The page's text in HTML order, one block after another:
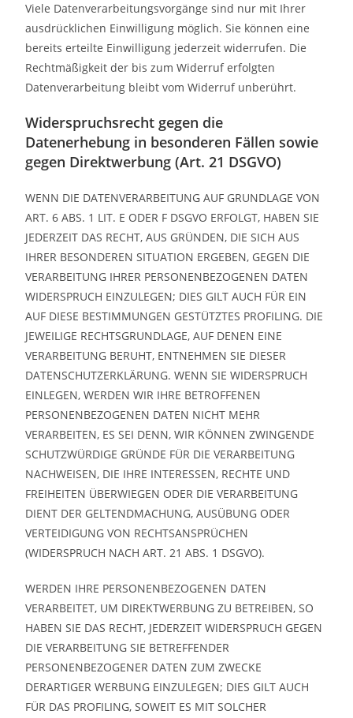
Viele Datenverarbeitungsvorgänge sind nur mit Ihrer
ausdrücklichen Einwilligung möglich. Sie können eine
bereits erteilte Einwilligung jederzeit widerrufen. Die
Rechtmäßigkeit der bis zum Widerruf erfolgten
Datenverarbeitung bleibt vom Widerruf unberührt.
Widerspruchsrecht gegen die
Datenerhebung in besonderen Fällen sowie
gegen Direktwerbung (Art. 21 DSGVO)
WENN DIE DATENVERARBEITUNG AUF GRUNDLAGE VON
ART. 6 ABS. 1 LIT. E ODER F DSGVO ERFOLGT, HABEN SIE
JEDERZEIT DAS RECHT, AUS GRÜNDEN, DIE SICH AUS
IHRER BESONDEREN SITUATION ERGEBEN, GEGEN DIE
VERARBEITUNG IHRER PERSONENBEZOGENEN DATEN
WIDERSPRUCH EINZULEGEN; DIES GILT AUCH FÜR EIN
AUF DIESE BESTIMMUNGEN GESTÜTZTES PROFILING. DIE
JEWEILIGE RECHTSGRUNDLAGE, AUF DENEN EINE
VERARBEITUNG BERUHT, ENTNEHMEN SIE DIESER
DATENSCHUTZERKLÄRUNG. WENN SIE WIDERSPRUCH
EINLEGEN, WERDEN WIR IHRE BETROFFENEN
PERSONENBEZOGENEN DATEN NICHT MEHR
VERARBEITEN, ES SEI DENN, WIR KÖNNEN ZWINGENDE
SCHUTZWÜRDIGE GRÜNDE FÜR DIE VERARBEITUNG
NACHWEISEN, DIE IHRE INTERESSEN, RECHTE UND
FREIHEITEN ÜBERWIEGEN ODER DIE VERARBEITUNG
DIENT DER GELTENDMACHUNG, AUSÜBUNG ODER
VERTEIDIGUNG VON RECHTSANSPRÜCHEN
(WIDERSPRUCH NACH ART. 21 ABS. 1 DSGVO).
WERDEN IHRE PERSONENBEZOGENEN DATEN
VERARBEITET, UM DIREKTWERBUNG ZU BETREIBEN, SO
HABEN SIE DAS RECHT, JEDERZEIT WIDERSPRUCH GEGEN
DIE VERARBEITUNG SIE BETREFFENDER
PERSONENBEZOGENER DATEN ZUM ZWECKE
DERARTIGER WERBUNG EINZULEGEN; DIES GILT AUCH
FÜR DAS PROFILING, SOWEIT ES MIT SOLCHER